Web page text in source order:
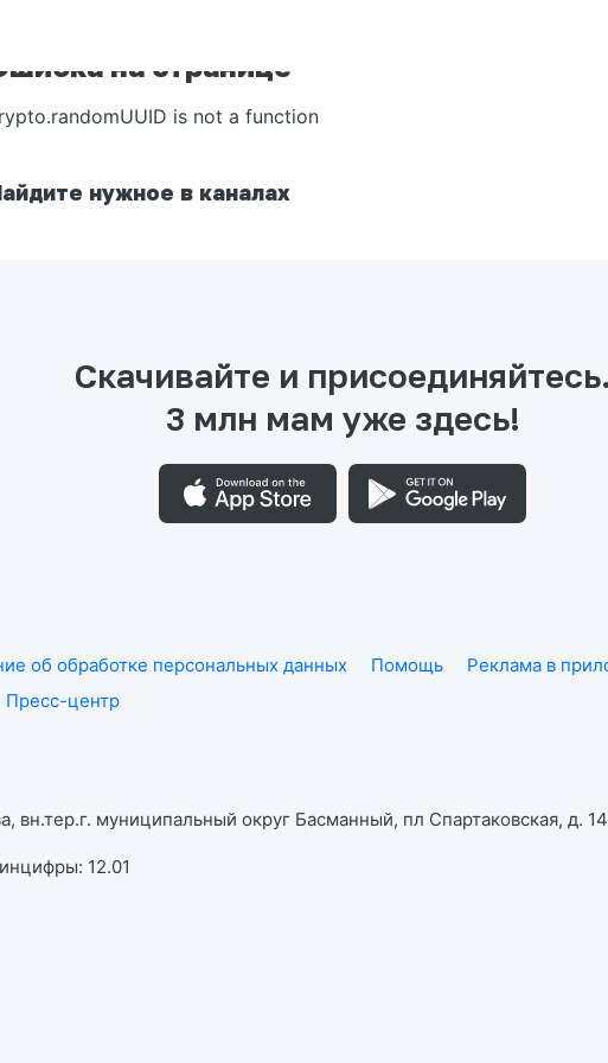
на странице
is not a function
нужное в каналах
Скачивайте и присоединяйтесь.
3 млн мам уже здесь!
об обработке персональных данных Помощь Реклама в
Пресс-центр
вн.тер.г. муниципальный округ Басманный, пл Спартаковская, д.
12.01